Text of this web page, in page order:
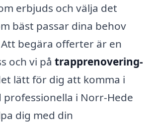
erbjuds och välja det
bäst passar dina behov
begära offerter är en
och vi på trapprenovering-
lätt för dig att komma i
i Norr-Hede
dig med din